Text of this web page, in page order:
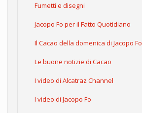
Fumetti e disegni
Jacopo Fo per il Fatto Quotidiano
Il Cacao della domenica di Jacopo Fo
Le buone notizie di Cacao
I video di Alcatraz Channel
I video di Jacopo Fo